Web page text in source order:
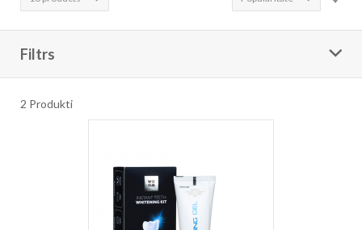
Filtrs
2 Produkti